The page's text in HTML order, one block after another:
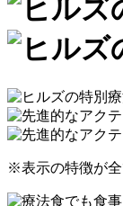
※表示の特徴が